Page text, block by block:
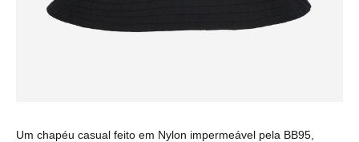
Um chapéu casual feito em Nylon impermeável pela BB95,